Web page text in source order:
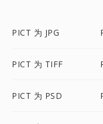
PICT 为 JPG
PICT 为 TIFF
PICT 为 PSD